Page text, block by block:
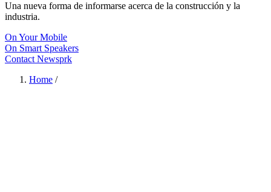
Una nueva forma de informarse acerca de la construcción y la
industria.
On Your Mobile
On Smart Speakers
Contact Newsprk
Home /